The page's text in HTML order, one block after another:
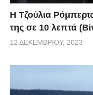
Η Τζούλια
της σε 10 λεπτά
12 ΔΕΚΕΜΒΡΊΟΥ, 2023